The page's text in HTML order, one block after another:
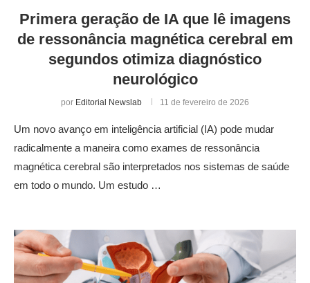
Primera geração de IA que lê imagens
de ressonância magnética cerebral em
segundos otimiza diagnóstico
neurológico
por Editorial Newslab 11 de fevereiro de 2026
Um novo avanço em inteligência artificial (IA) pode mudar
radicalmente a maneira como exames de ressonância
magnética cerebral são interpretados nos sistemas de saúde
em todo o mundo. Um estudo …